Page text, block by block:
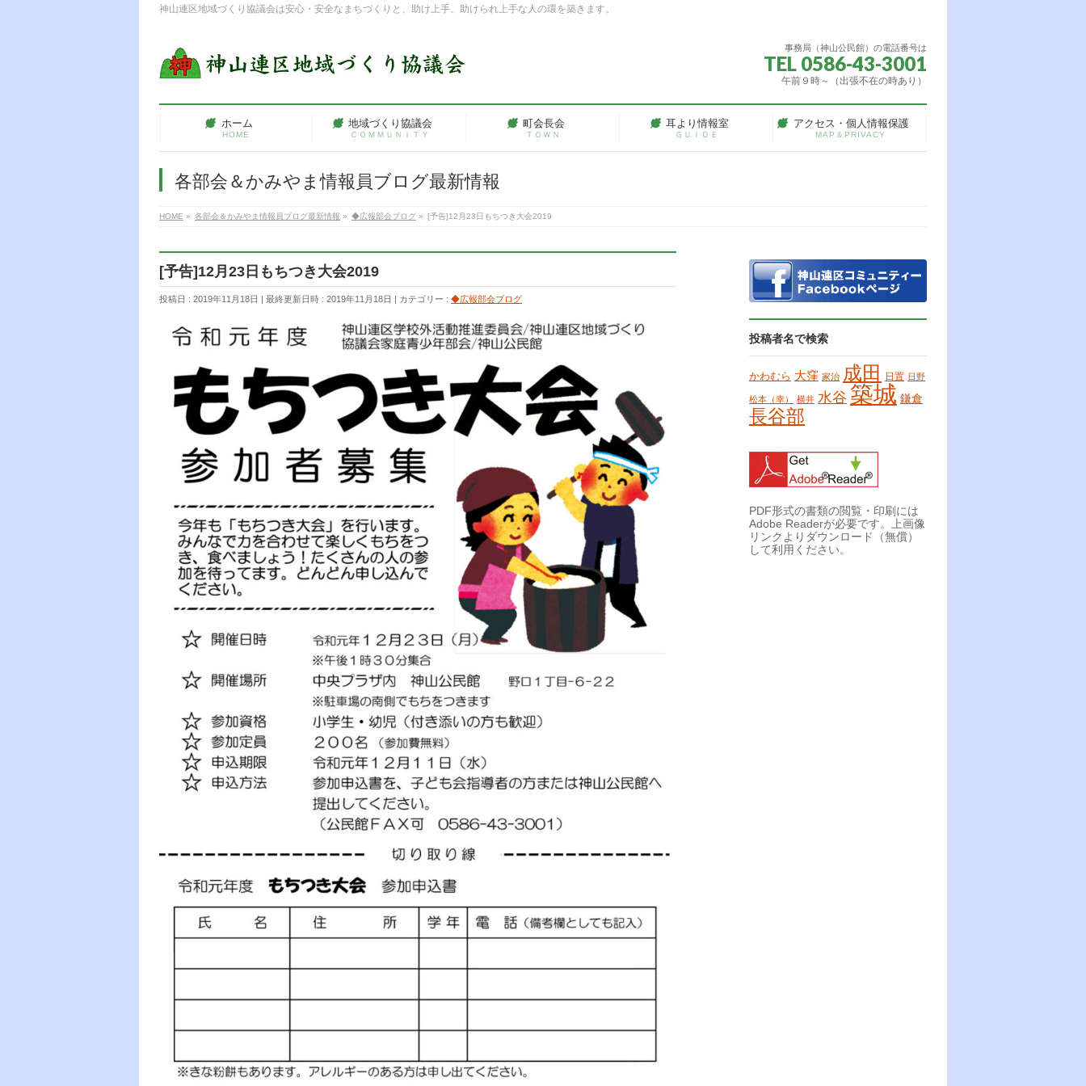
神山連区地域づくり協議会は安心・安全なまちづくりと、助け上手、助けられ上手な人の環を築きます。
事務局（神山公民館）の電話番号は
TEL 0586-43-3001
午前９時～（出張不在の時あり）
ホーム
HOME
地域づくり協議会
ＣＯＭＭＵＮＩＴＹ
町会長会
ＴＯＷＮ
耳より情報室
ＧＵＩＤＥ
アクセス・個人情報保護
MAP＆PRIVACY
各部会＆かみやま情報員ブログ最新情報
HOME » 各部会＆かみやま情報員ブログ最新情報 » ◆広報部会ブログ » [予告]12月23日もちつき大会2019
[予告]12月23日もちつき大会2019
投稿日 : 2019年11月18日 最終更新日時 : 2019年11月18日 カテゴリー : ◆広報部会ブログ
投稿者名で検索
かわむら 大窪 家治 成田 日置 日野
松本（幸） 横井 水谷 築城 鎌倉
長谷部
PDF形式の書類の閲覧・印刷には
Adobe Readerが必要です。上画像
リンクよりダウンロード（無償）
して利用ください。